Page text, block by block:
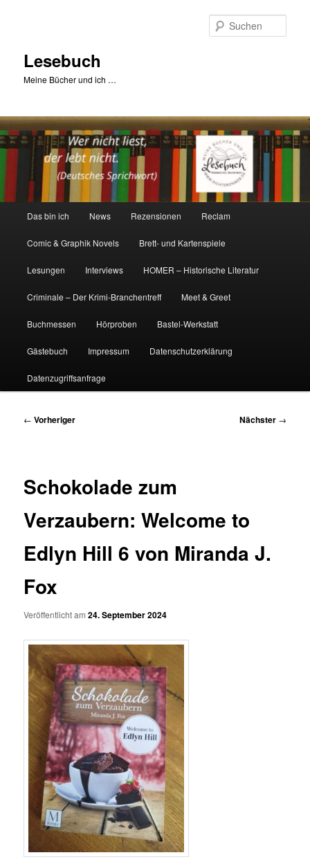
Lesebuch
Meine Bücher und ich …
Das bin ich News Rezensionen Reclam
Comic & Graphik Novels Brett- und Kartenspiele
Lesungen Interviews HOMER – Historische Literatur
Criminale – Der Krimi-Branchentreff Meet & Greet
Buchmessen Hörproben Bastel-Werkstatt
Gästebuch Impressum Datenschutzerklärung
Datenzugriffsanfrage
Beitragsnavigation
← Vorheriger Nächster →
Schokolade zum
Verzaubern: Welcome to
Edlyn Hill 6 von Miranda J.
Fox
Veröffentlicht am24. September 2024